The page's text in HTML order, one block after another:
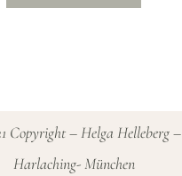
Copyright – Helga Helleberg –
Harlaching- München